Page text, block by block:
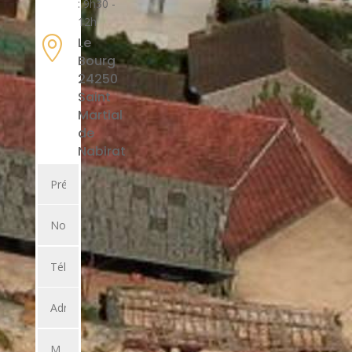
: 9h30 -
12h

Le
Bourg
24250
Saint
Martial
de
Nabirat